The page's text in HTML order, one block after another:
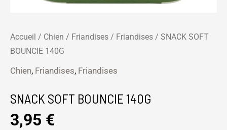
Accueil / Chien / Friandises / Friandises / SNACK SOFT
BOUNCIE 140G
Chien, Friandises, Friandises
SNACK SOFT BOUNCIE 140G
3,95 €